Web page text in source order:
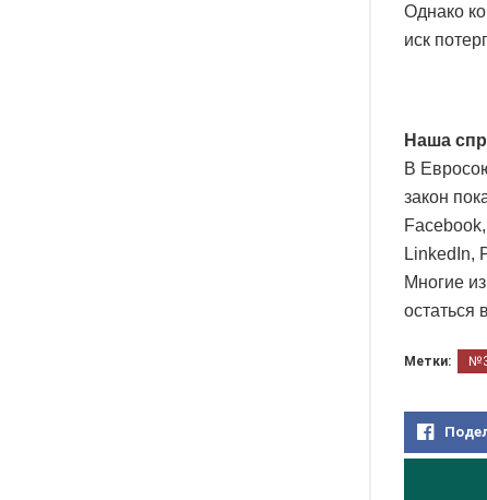
Однако
иск
Наша
В
закон
LinkedIn,
Многие
остаться
Метки: